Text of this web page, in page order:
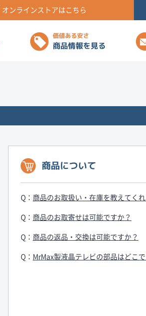
価値ある安さ
商品情報を見る
オンラインストアはこちら
商品について
商品のお取扱い・在庫を教えてく
商品のお取寄せは可能ですか？
商品の返品・交換は可能ですか？
MrMax製液晶テレビの部品はどこ